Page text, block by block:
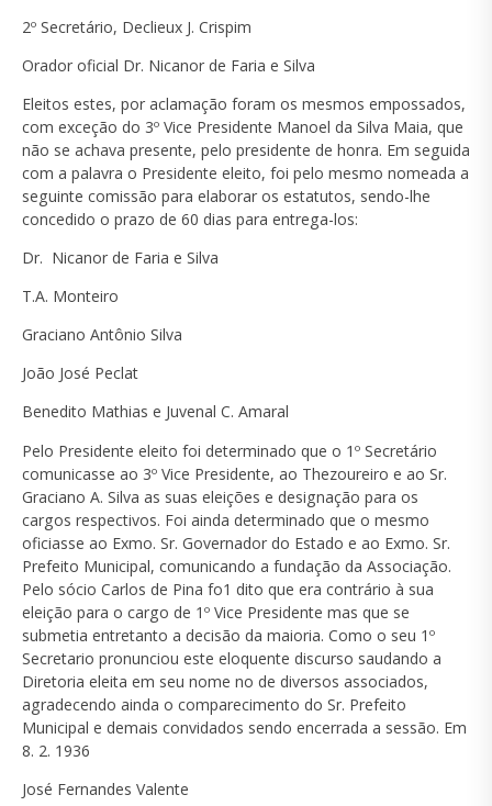
2º Secretário, Declieux J. Crispim
Orador oficial Dr. Nicanor de Faria e Silva
Eleitos estes, por aclamação foram os mesmos empossados,
com exceção do 3º Vice Presidente Manoel da Silva Maia, que
não se achava presente, pelo presidente de honra. Em seguida
com a palavra o Presidente eleito, foi pelo mesmo nomeada a
seguinte comissão para elaborar os estatutos, sendo-lhe
concedido o prazo de 60 dias para entrega-los:
Dr. Nicanor de Faria e Silva
T.A. Monteiro
Graciano Antônio Silva
João José Peclat
Benedito Mathias e Juvenal C. Amaral
Pelo Presidente eleito foi determinado que o 1º Secretário
comunicasse ao 3º Vice Presidente, ao Thezoureiro e ao Sr.
Graciano A. Silva as suas eleições e designação para os
cargos respectivos. Foi ainda determinado que o mesmo
oficiasse ao Exmo. Sr. Governador do Estado e ao Exmo. Sr.
Prefeito Municipal, comunicando a fundação da Associação.
Pelo sócio Carlos de Pina fo1 dito que era contrário à sua
eleição para o cargo de 1º Vice Presidente mas que se
submetia entretanto a decisão da maioria. Como o seu 1º
Secretario pronunciou este eloquente discurso saudando a
Diretoria eleita em seu nome no de diversos associados,
agradecendo ainda o comparecimento do Sr. Prefeito
Municipal e demais convidados sendo encerrada a sessão. Em
8. 2. 1936
José Fernandes Valente